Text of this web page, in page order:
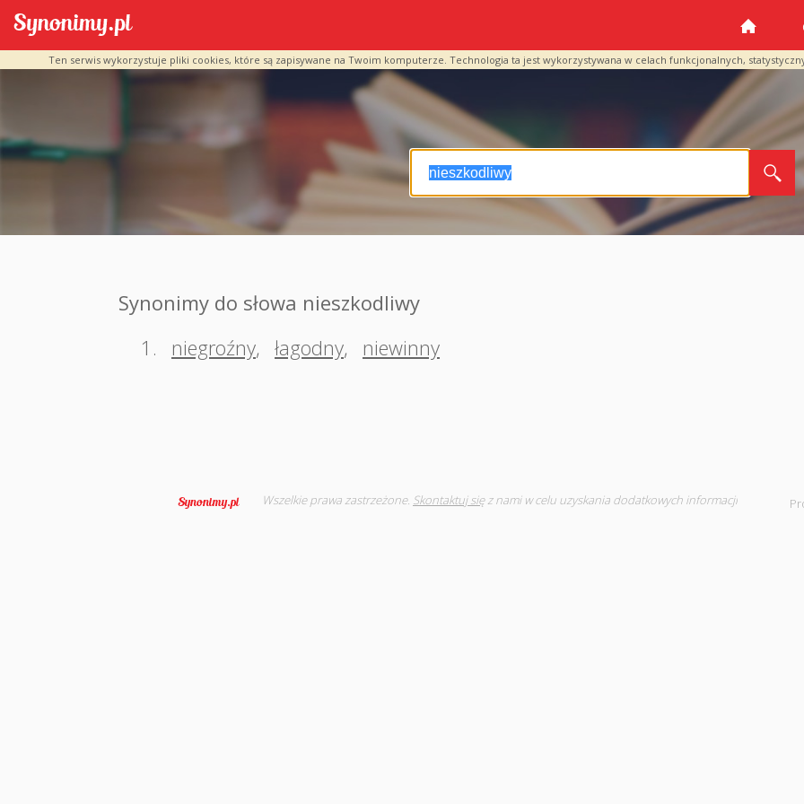
Ten serwis wykorzystuje pliki cookies, które są zapisywane na Twoim komputerze. Technologia ta jest wykorzystywana w celach funkcjonalnych,
Synonimy do słowa nieszkodliwy
1.
niegroźny, łagodny, niewinny
Wszelkie prawa zastrzeżone. Skontaktuj sięz nami w celu uzyskania dodatkowych informacji